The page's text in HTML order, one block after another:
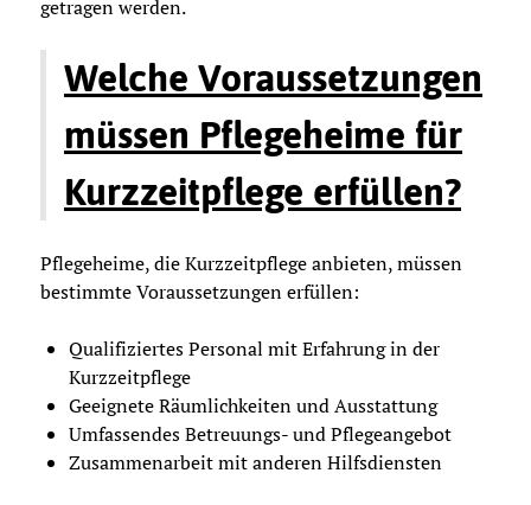
getragen werden.
Welche Voraussetzungen
müssen Pflegeheime für
Kurzzeitpflege erfüllen?
Pflegeheime, die Kurzzeitpflege anbieten, müssen
bestimmte Voraussetzungen erfüllen:
Qualifiziertes Personal mit Erfahrung in der
Kurzzeitpflege
Geeignete Räumlichkeiten und Ausstattung
Umfassendes Betreuungs- und Pflegeangebot
Zusammenarbeit mit anderen Hilfsdiensten